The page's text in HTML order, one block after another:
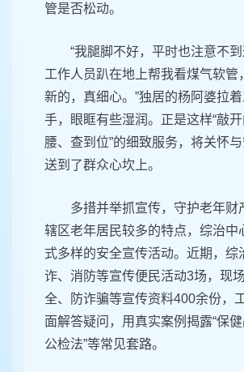
管是否松动。
“我腿脚不好，平时也注意不
工作人员趴在地上帮我看煤气软管
新的，真细心。”独居的杨阿婆拉
手，眼眶有些湿润。正是这样“敲
腰、查到位”的细致服务，将关怀
送到了群众心坎上。
多措并举抓宣传，守护老年财
辖区老年居民较多的特点，综治中
式多样的安全宣传活动。近期，综
诈、消防等宣传便民活动3场，现
全、防诈骗等宣传资料400余份，
面解答疑问，用真实案例揭露“保健
公检法”等常见套路。